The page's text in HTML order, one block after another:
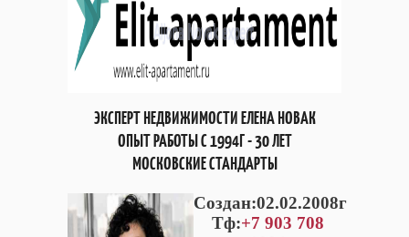
ЭКСПЕРТ НЕДВИЖИМОСТИ ЕЛЕНА НОВАК
ОПЫТ РАБОТЫ С 1994Г - 30 ЛЕТ
МОСКОВСКИЕ СТАНДАРТЫ
Cоздан:02.02.2008г
Тф:+7 903 708